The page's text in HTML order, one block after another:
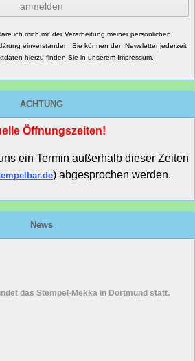
anmelden
ich mich mit der Verarbeitung meiner persönlichen
einverstanden. Sie können den Newsletter jederzeit
hierzu finden Sie in unserem Impressum.
ACHTUNG
Öffnungszeiten!
ein Termin außerhalb dieser Zeiten
) abgesprochen werden.
News
das Stempel-Mekka in Dortmund statt.